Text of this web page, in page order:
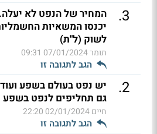
3
.
המחיר של הנפט לא
יכנסו המשאיות
לשוק (ל"ת)
תומר07/01/2024 09:31
הגב לתגובה זו
2
.
יש נפט בעולם בשפע
גם תחליפים לנפט בשפע
חיים02/01/2024 22:20
הגב לתגובה זו